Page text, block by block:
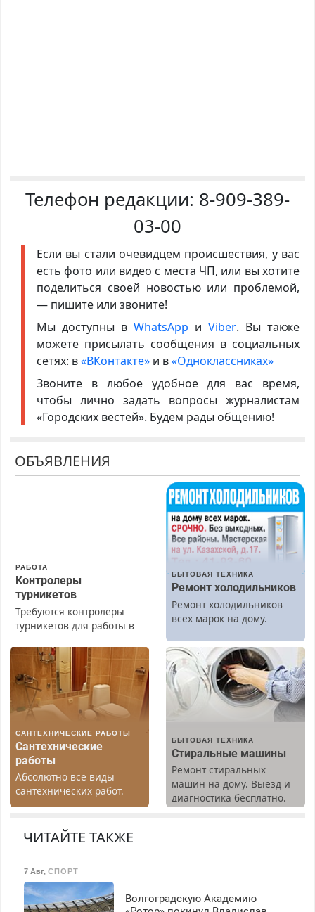
Телефон редакции: 8-909-389-
03-00
Если вы стали очевидцем происшествия, у вас
есть фото или видео с места ЧП, или вы хотите
поделиться своей новостью или проблемой,
— пишите или звоните!
Мы доступны в WhatsApp иViber. Вы также
можете присылать сообщения в социальных
сетях: в«ВКонтакте»и в«Одноклассниках»
Звоните в любое удобное для вас время,
чтобы лично задать вопросы журналистам
«Городских вестей». Будем рады общению!
ОБЪЯВЛЕНИЯ
РАБОТА
Контролеры
турникетов
Требуются контролеры
турникетов для работы в
(мужчины, женщины).
Прием по ТК РФ. График
работы любой.
Бесплатное проживание.
З/п – до 96000 рублей до
Ежемесячно
выплачивается денежная
премия. Возможно
бесплатное обучение,
получение документов,
работа инспектором по
безопасности с з/п до
125000 руб.
БЫТОВАЯ ТЕХНИКА
Ремонт холодильников
Ремонт холодильников
всех марок на дому.
САНТЕХНИЧЕСКИЕ РАБОТЫ
Сантехнические
работы
Абсолютно все виды
сантехнических работ.
Быстро. Качественно.
БЫТОВАЯ ТЕХНИКА
Стиральные машины
Ремонт стиральных
машин на дому. Выезд и
диагностика бесплатно.
ЧИТАЙТЕ ТАКЖЕ
7 Авг, СПОРТ
Волгоградскую Академию